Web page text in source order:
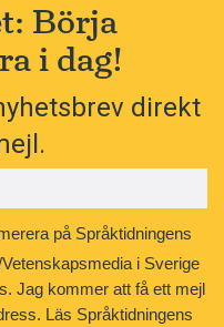
Börja
i dag!
direkt
på Språktidningens
i Sverige
Jag kommer att få ett mejl
Läs Språktidningens